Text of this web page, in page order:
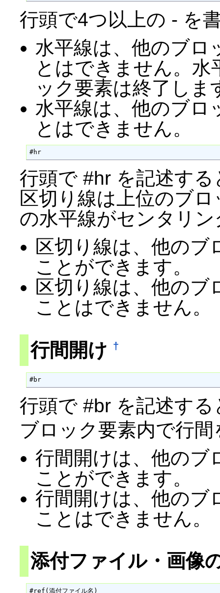
行頭で4つ以上の - を
水平線は、他のブロ
とはできません。
ック要素は終了しま
水平線は、他のブロ
とはできません。
#hr
行頭で #hr を記述す
区切り線は上位のブ
の水平線がセンタリ
区切り線は、他のブ
ことができます。
区切り線は、他のブ
ことはできません。
行間開け †
#br
行頭で #br を記述す
ブロック要素内で行
行間開けは、他のブ
ことができます。
行間開けは、他のブ
ことはできません。
添付ファイル・画像
#ref(添付ファイル名)